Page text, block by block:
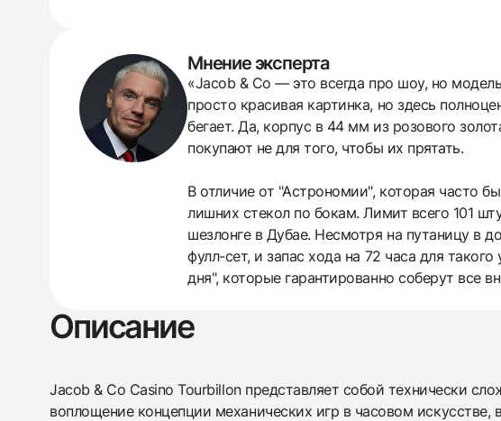
Мнение эксперта
«Jacob & Co — это всегда про шоу, но
просто красивая картинка, но здесь
бегает. Да, корпус в 44 мм из розового
покупают не для того, чтобы их прятать.
В отличие от "Астрономии", которая часто
лишних стекол по бокам. Лимит всего 101
шезлонге в Дубае. Несмотря на путаницу в
фулл-сет, и запас хода на 72 часа для
дня", которые гарантированно соберут все
Описание
Jacob & Co Casino Tourbillon представляет собой технически
воплощение концепции механических игр в часовом искусстве,